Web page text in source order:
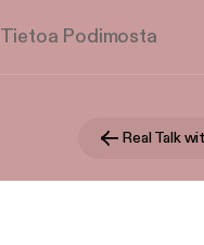
Tietoa Podimosta
Real Talk